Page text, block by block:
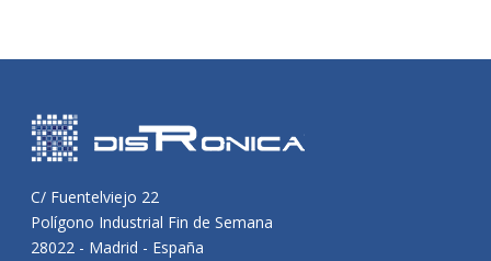
C/ Fuentelviejo 22
Polígono Industrial Fin de Semana
28022 - Madrid - España